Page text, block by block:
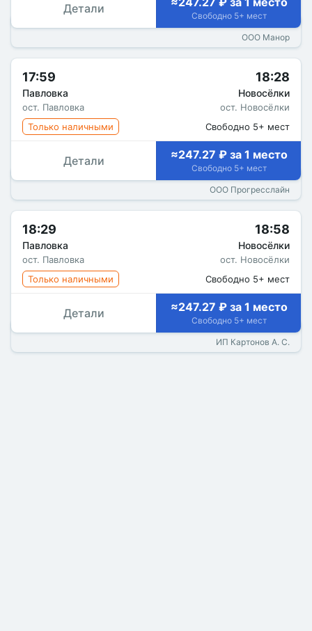
Детали
Свободно 5+ мест
ООО Манор
17:59
Павловка
ост. Павловка
18:28
Новосёлки
ост. Новосёлки
Только наличными
Свободно 5+ мест
Детали ≈247.27 ₽ за 1 место
Свободно 5+ мест
ООО Прогресслайн
18:29
Павловка
ост. Павловка
18:58
Новосёлки
ост. Новосёлки
Только наличными
Свободно 5+ мест
Детали ≈247.27 ₽ за 1 место
Свободно 5+ мест
ИП Картонов А. С.